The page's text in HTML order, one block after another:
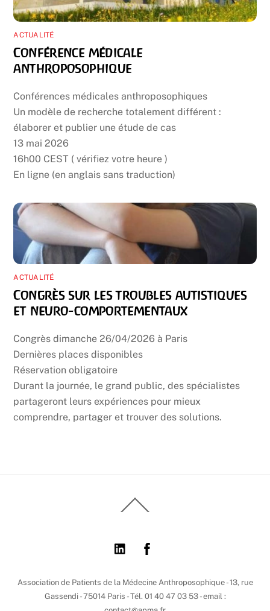
ACTUALITÉ
Conférence médicale
anthroposophique
Conférences médicales anthroposophiques
Un modèle de recherche totalement différent :
élaborer et publier une étude de cas
13 mai 2026
16h00 CEST ( vérifiez votre heure )
En ligne (en anglais sans traduction)
ACTUALITÉ
Congrès sur les troubles autistiques
et neuro-comportementaux
Congrès dimanche 26/04/2026 à Paris
Dernières places disponibles
Réservation obligatoire
Durant la journée, le grand public, des spécialistes
partageront leurs expériences pour mieux
comprendre, partager et trouver des solutions.
To
Association de Patients de la Médecine Anthroposophique - 13, rue
Gassendi - 75014 Paris - Tél. 01 40 47 03 53 - email :